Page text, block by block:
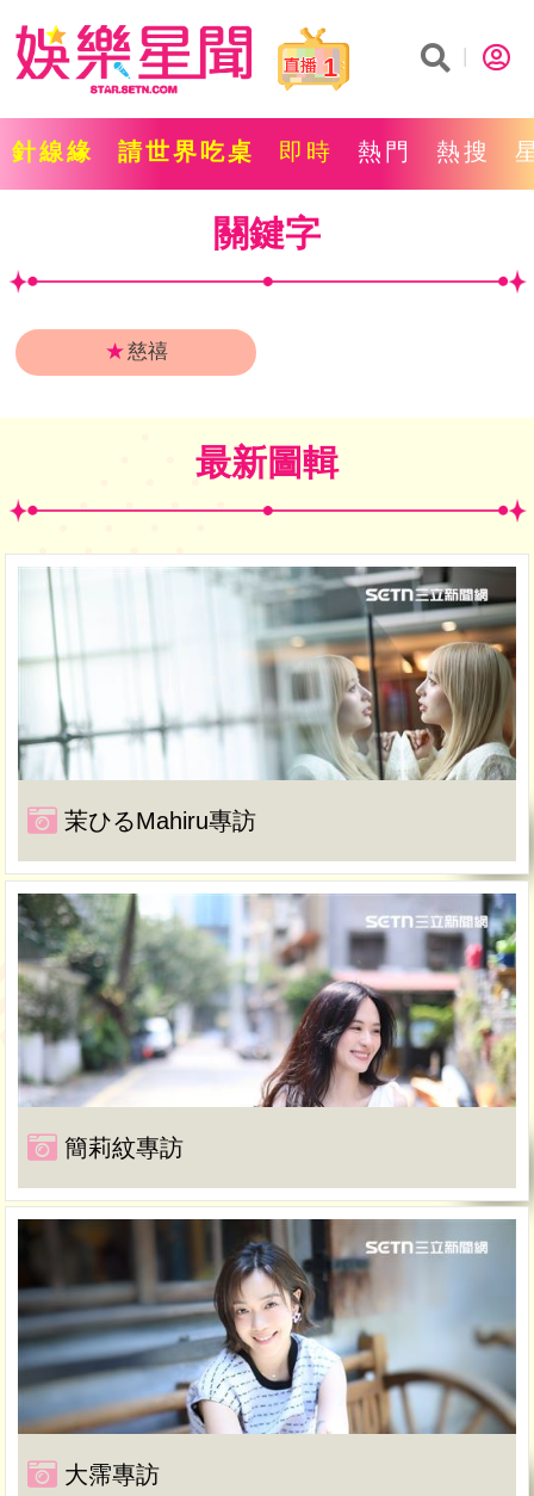
1
針線緣 請世界吃桌 即時 熱門 熱搜
關鍵字
★慈禧
最新圖輯
茉ひるMahiru專訪
簡莉紋專訪
大霈專訪